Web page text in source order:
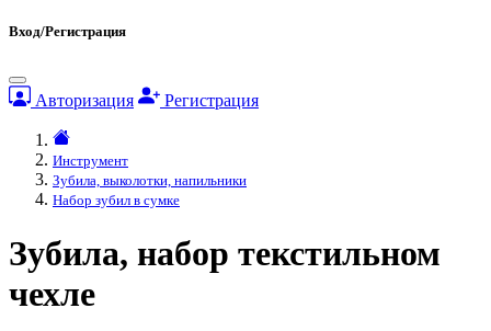
Вход/Регистрация
Авторизация Регистрация
Инструмент
Зубила, выколотки, напильники
Набор зубил в сумке
Зубила, набор текстильном
чехле